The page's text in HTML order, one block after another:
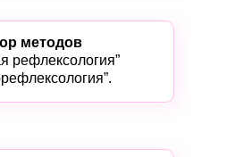
методов
рефлексология”